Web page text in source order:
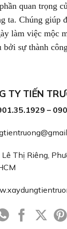
quan trọng
ta. Chúng giúp
làm việc mộc
bởi sự thành
TY TIẾN
–
Lê Thị Riêng,